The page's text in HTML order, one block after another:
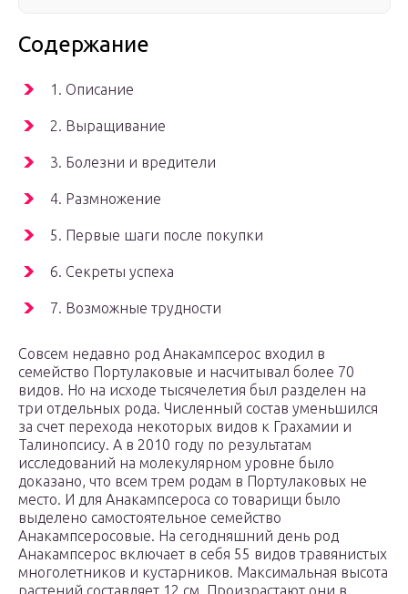
Содержание
1. Описание
2. Выращивание
3. Болезни и вредители
4. Размножение
5. Первые шаги после покупки
6. Секреты успеха
7. Возможные трудности
Совсем недавно род Анакампсерос входил в
семейство Портулаковые и насчитывал более 70
видов. Но на исходе тысячелетия был разделен на
три отдельных рода. Численный состав уменьшился
за счет перехода некоторых видов к Грахамии и
Талинопсису. А в 2010 году по результатам
исследований на молекулярном уровне было
доказано, что всем трем родам в Портулаковых не
место. И для Анакампсероса со товарищи было
выделено самостоятельное семейство
Анакампсеросовые. На сегодняшний день род
Анакампсерос включает в себя 55 видов травянистых
многолетников и кустарников. Максимальная высота
растений составляет 12 см. Произрастают они в